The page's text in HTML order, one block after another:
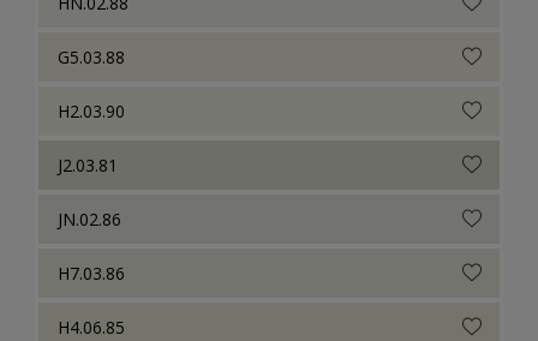
G5.03.88
H2.03.90
J2.03.81
JN.02.86
H7.03.86
H4.06.85